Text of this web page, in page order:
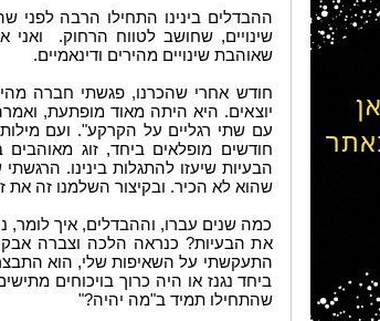
ההבדלים בינינו התחילו הרבה לפני
שינויים, שחושב לטווח הרחוק. ואני
שאוהבת שינויים מהירים ודינאמיים.
חודש אחרי שהכרנו, פגשתי חברה
יוצאים. היא היתה מאוד מופתעת,
עם שתי רגליים על הקרקע". ועם
חודשים מופלאים ביחד, זוג
הבעיות שיעזו להתגלות בינינו.
שהוא לא הכיר. ובקיצור השלמנו זה את
כמה שנים עברו, וההבדלים, איך
את הבעיות? כנראה הלכה וצברה אבק
התעקשתי על השאיפות שלי, הוא
ביחד נגנז או היה כרוך בויכוחים
שהתחילו תמיד ב"מה יהיה?"